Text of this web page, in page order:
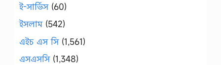
ই-সার্ভিস(60)
ইসলাম(542)
এইচ এস সি(1,561)
এসএসসি(1,348)